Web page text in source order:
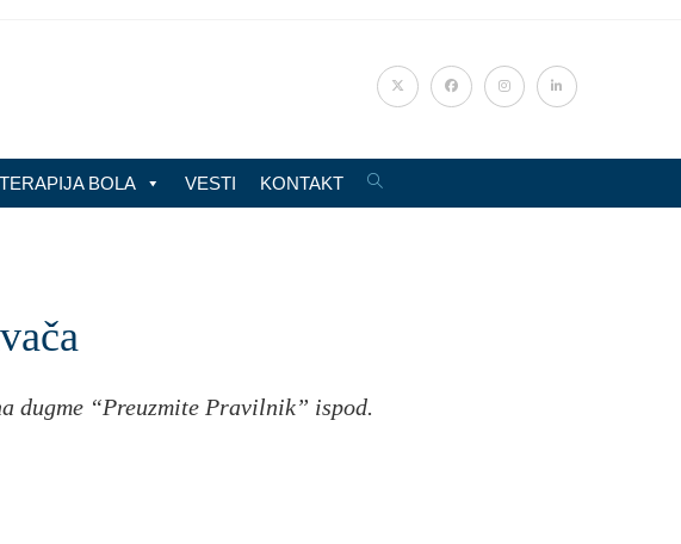
TERAPIJA BOLA VESTI KONTAKT
dugme “Preuzmite Pravilnik” ispod.